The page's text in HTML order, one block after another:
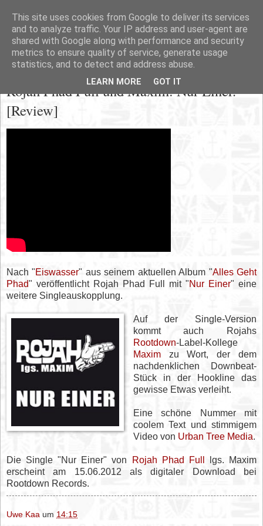
Dienstag, 5. Juni 2012
Rojah Phad Full und Maxim: Nur Einer.
[Review]
Nach "Eiswasser" aus seinem aktuellen Album "Alles Geht
Phad" veröffentlicht Rojah Phad Full mit "Nur Einer" eine
weitere Singleauskopplung.
Auf der Single-Version
kommt auch Rojahs
Rootdown-Label-Kollege
Maximzu Wort, der dem
nachdenklichen Downbeat-
Stück in der Hookline das
gewisse Etwas verleiht.
Eine schöne Nummer mit
coolem Text und stimmigem
Video von Urban Tree Media.
Die Single "Nur Einer" von Rojah Phad Full
lgs. Maxim
erscheint am 15.06.2012 als digitaler Download bei
Rootdown Records.
Uwe Kaa um 14:15
This site uses cookies from Google to deliver its services
and to analyze traffic. Your IP address and user-agent are
shared with Google along with performance and security
metrics to ensure quality of service, generate usage
statistics, and to detect and address abuse.
LEARN MORE GOT IT